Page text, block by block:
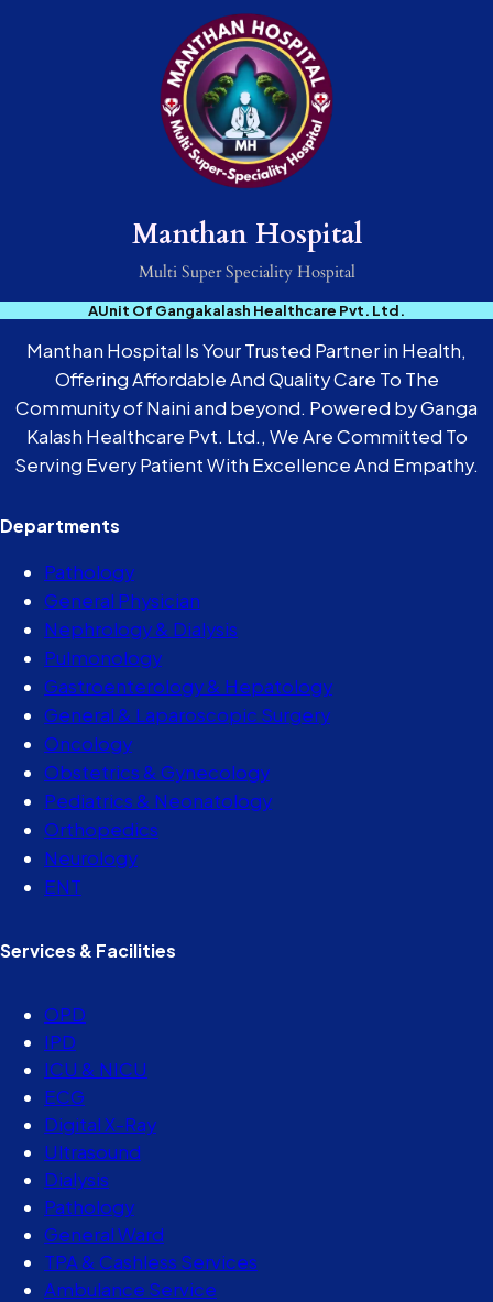
Manthan Hospital
Multi Super Speciality Hospital
AUnit Of Gangakalash Healthcare Pvt. Ltd.
Manthan Hospital Is Your Trusted Partner in Health,
Offering Affordable And Quality Care To The
Community of Naini and beyond. Powered by Ganga
Kalash Healthcare Pvt. Ltd., We Are Committed To
Serving Every Patient With Excellence And Empathy.
Departments
Pathology
General Physician
Nephrology & Dialysis
Pulmonology
Gastroenterology & Hepatology
General & Laparoscopic Surgery
Oncology
Obstetrics & Gynecology
Pediatrics & Neonatology
Orthopedics
Neurology
ENT
Services & Facilities
OPD
IPD
ICU & NICU
ECG
Digital X-Ray
Ultrasound
Dialysis
Pathology
General Ward
TPA & Cashless Services
Ambulance Service